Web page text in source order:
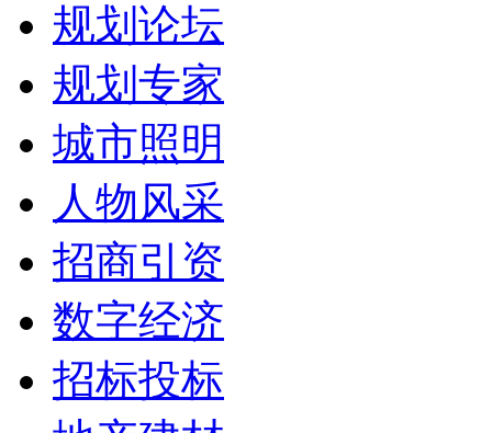
规划论坛
规划专家
城市照明
人物风采
招商引资
数字经济
招标投标